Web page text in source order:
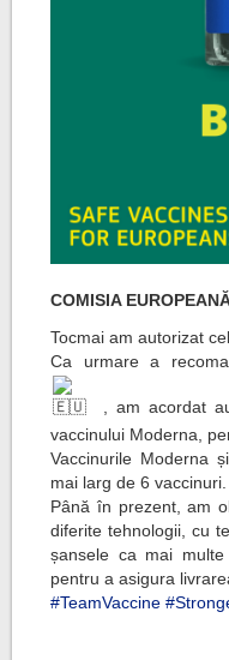
COMISIA
Tocmai am autorizat
Ca urmare a
, am acordat
vaccinului Moderna,
Vaccinurile Moderna
mai larg de 6 vaccinuri.
Până în prezent, am
diferite tehnologii, cu
șansele ca mai
pentru a asigura
#TeamVaccine